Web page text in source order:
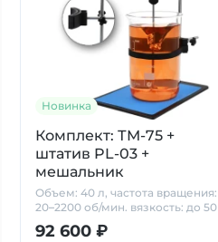
Новинка
Комплект: ТМ-75 +
штатив PL-03 +
мешальник
Объем: 40 л, частота вращения:
20–2200 об/мин. вязкость: до 50
000 мПа*с
92 600 ₽